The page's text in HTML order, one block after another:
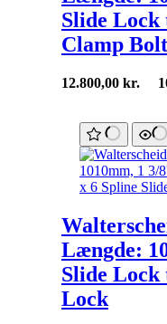
Slide Lock
Clamp
12.800,00 kr.
Længde:
Slide Lock
Lock